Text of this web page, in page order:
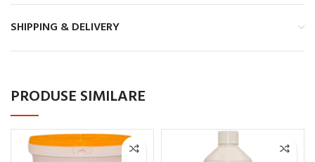
SHIPPING & DELIVERY
PRODUSE SIMILARE